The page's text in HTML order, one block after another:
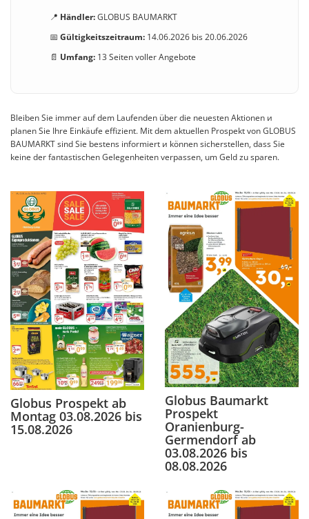
📍 Händler:GLOBUS BAUMARKT
📅 Gültigkeitszeitraum:14.06.2026 bis 20.06.2026
📄 Umfang:13 Seiten voller Angebote
Bleiben Sie immer auf dem Laufenden über die neuesten Aktionen и
planen Sie Ihre Einkäufe effizient. Mit dem aktuellen Prospekt von GLOBUS
BAUMARKT sind Sie bestens informiert и können sicherstellen, dass Sie
keine der fantastischen Gelegenheiten verpassen, um Geld zu sparen.
Globus Prospekt ab
Montag 03.08.2026 bis
15.08.2026
Globus Baumarkt
Prospekt
Oranienburg-
Germendorf ab
03.08.2026 bis
08.08.2026